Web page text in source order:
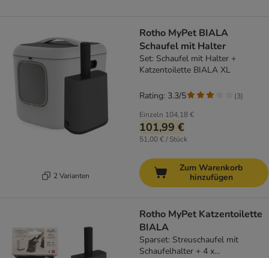
2 Varianten
Rotho MyPet BIALA
Schaufel mit Halter
Set: Schaufel mit Halter +
Katzentoilette BIALA XL
Einzeln 104,18 €
101,99 €
51,00 € / Stück
Rating: 3.3/5 (3)
Zum Warenkorb
hinzufügen
Rotho MyPet Katzentoilette
BIALA
Sparset: Streuschaufel mit
Schaufelhalter + 4 x